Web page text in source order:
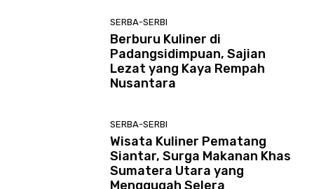
SERBA-SERBI
Berburu Kuliner di
Padangsidimpuan, Sajian
Lezat yang Kaya Rempah
Nusantara
SERBA-SERBI
Wisata Kuliner Pematang
Siantar, Surga Makanan Khas
Sumatera Utara yang
Menggugah Selera